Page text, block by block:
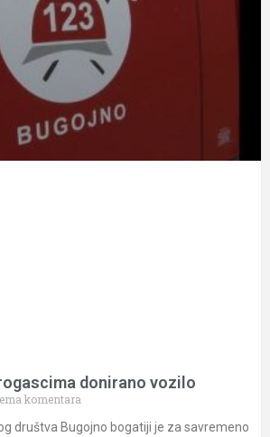
donirano vozilo
komentara
društva Bugojno bogatiji je za savremeno